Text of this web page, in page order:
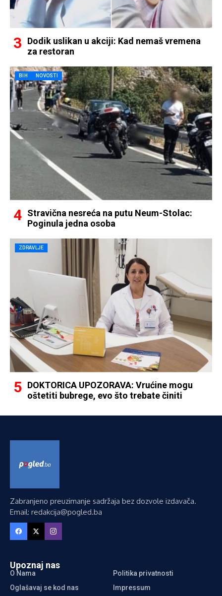
Dodik uslikan u akciji: Kad nemaš vremena
za restoran
BIH NOVOSTI
Stravična nesreća na putu Neum-Stolac:
Poginula jedna osoba
ZDRAVLJE
DOKTORICA UPOZORAVA: Vrućine mogu
oštetiti bubrege, evo što trebate činiti
Zabranjeno preuzimanje sadržaja bez dozvole izdavača.
Email: redakcija@pogled.ba
Upoznaj nas
O Nama
Politika privatnosti
Oglašavaj se kod nas
Impressum